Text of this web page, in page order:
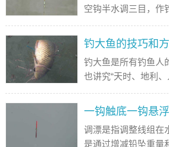
空钩半水调三目，作
钓大鱼的技巧和
钓大鱼是所有钓鱼人
也讲究“天时、地利、
一钩触底一钩悬
调漂是指调整线组在
是通过增减铅坠重量